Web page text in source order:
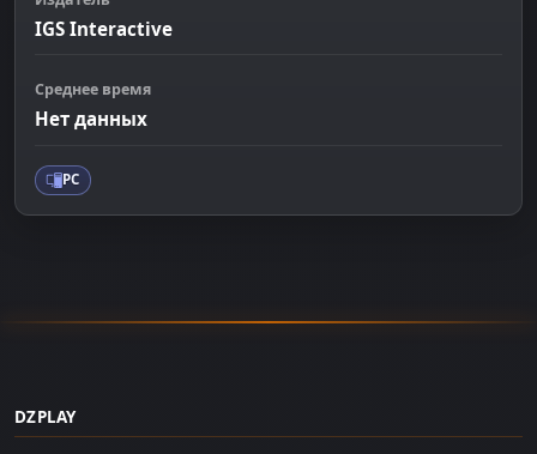
IGS Interactive
Среднее время
Нет данных
PC
DZPLAY